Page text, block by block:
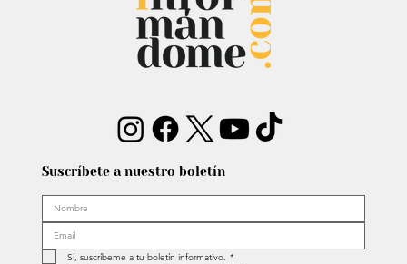
Suscríbete a nuestro boletín
Sí, suscríbeme a tu boletín informativo. *